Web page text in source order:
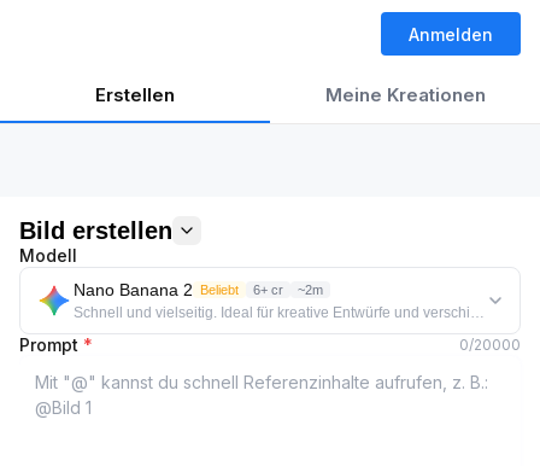
Anmelden
Erstellen Meine Kreationen
Bild erstellen
Modell
Nano Banana 2 Beliebt 6+ cr ~2m
Schnell und vielseitig. Ideal für kreative Entwürfe und verschiedene
Prompt * 0/20000